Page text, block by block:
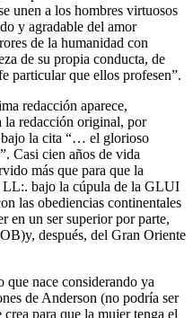
unen a los hombres virtuosos
y agradable del amor
de la humanidad con
de su propia conducta, de
particular que ellos profesen”.
redacción aparece,
la redacción original, por
la cita “… el glorioso
Casi cien años de vida
más que para que la
LL:. bajo la cúpula de la GLUI
las obediencias continentales
en un ser superior por parte,
después, del Gran Oriente
nace considerando ya
de Anderson (no podría ser
para que la mujer tenga el